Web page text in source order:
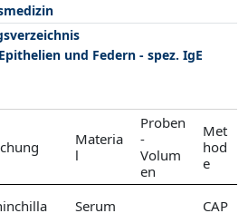
Epithelien und Federn - spez. IgE
Materia
l
Proben
-
Volum
en
Met
hod
e
Serum CAP